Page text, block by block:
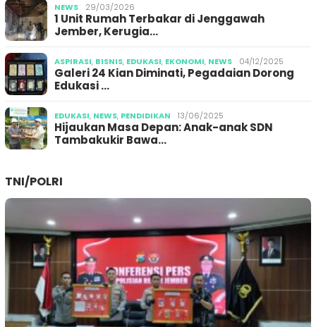
NEWS 29/03/2026
1 Unit Rumah Terbakar di Jenggawah
Jember, Kerugia…
ASPIRASI, BISNIS, EDUKASI, EKONOMI, NEWS 04/12/2025
Galeri 24 Kian Diminati, Pegadaian Dorong
Edukasi …
EDUKASI, NEWS, PENDIDIKAN 13/06/2025
Hijaukan Masa Depan: Anak-anak SDN
Tambakukir Bawa…
TNI/POLRI